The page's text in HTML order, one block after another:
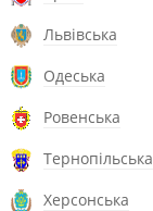
Львівська
Одеська
Ровенська
Тернопільська
Херсонська